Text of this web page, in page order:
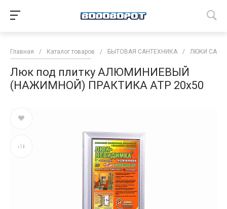
Главная / Каталог товаров / БЫТОВАЯ САНТЕХНИКА / ЛЮКИ
Люк под плитку АЛЮМИНИЕВЫЙ
(НАЖИМНОЙ) ПРАКТИКА АТР 20х50